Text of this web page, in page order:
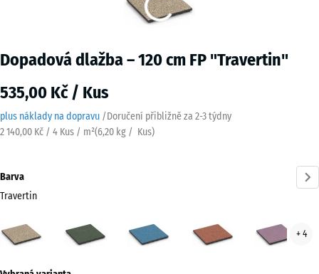
Dopadová dlažba – 120 cm FP "Travertin"
535,00 Kč / Kus
plus náklady na dopravu /Doručení přibližně za 2-3 týdny
2 140,00 Kč / 4 Kus / m²(6,20 kg / Kus)
Barva
Travertin
(active)
trávník
+ 4